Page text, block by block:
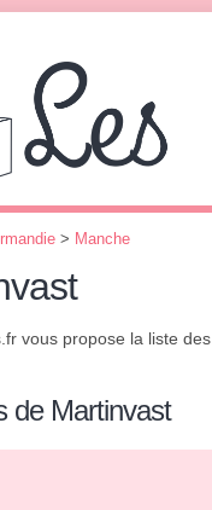
> Manche
vous propose la liste des
de Martinvast